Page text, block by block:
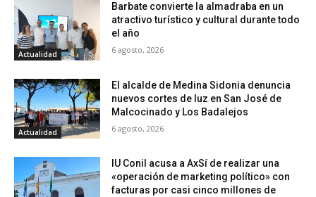
Actualidad
Barbate convierte la almadraba en un
atractivo turístico y cultural durante todo
el año
6 agosto, 2026
Actualidad
El alcalde de Medina Sidonia denuncia
nuevos cortes de luz en San José de
Malcocinado y Los Badalejos
6 agosto, 2026
IU Conil acusa a AxSí de realizar una
«operación de marketing político» con
facturas por casi cinco millones de